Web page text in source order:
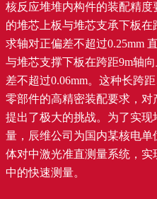
核反应堆堆内构件的装配精度
的堆芯上板与堆芯支承下板在
求轴对正偏差不超过0.25mm
与堆芯支撑下板在跨距9m轴
差不超过0.06mm。这种长跨
零部件的高精密装配要求，对
提出了极大的挑战。为了实现
量，辰维公司为国内某核电单
体对中激光准直测量系统，实
中的快速测量。